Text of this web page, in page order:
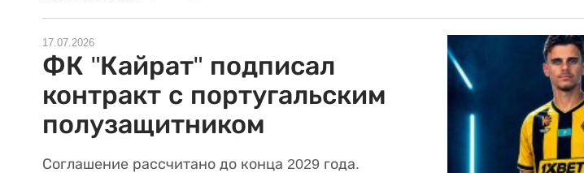
17.07.2026
ФК "Кайрат" подписал
контракт с португальским
полузащитником
Соглашение рассчитано до конца 2029 года.